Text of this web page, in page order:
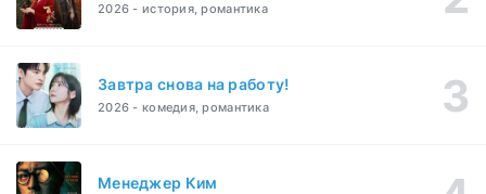
2026 - история, романтика
Завтра снова на работу!
2026 - комедия, романтика
Менеджер Ким